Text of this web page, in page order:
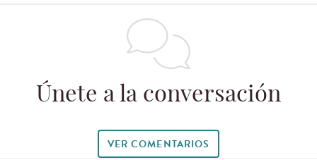
Únete a la conversación
VER COMENTARIOS